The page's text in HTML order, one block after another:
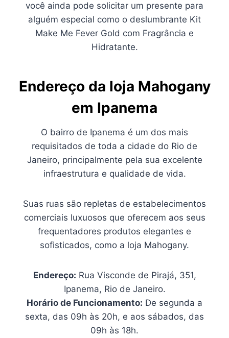
você ainda pode solicitar um presente para
alguém especial como o deslumbrante Kit
Make Me Fever Gold com Fragrância e
Hidratante.
Endereço da loja Mahogany
em Ipanema
O bairro de Ipanema é um dos mais
requisitados de toda a cidade do Rio de
Janeiro, principalmente pela sua excelente
infraestrutura e qualidade de vida.
Suas ruas são repletas de estabelecimentos
comerciais luxuosos que oferecem aos seus
frequentadores produtos elegantes e
sofisticados, como a loja Mahogany.
Endereço: Rua Visconde de Pirajá, 351,
Ipanema, Rio de Janeiro.
Horário de Funcionamento: De segunda a
sexta, das 09h às 20h, e aos sábados, das
09h às 18h.